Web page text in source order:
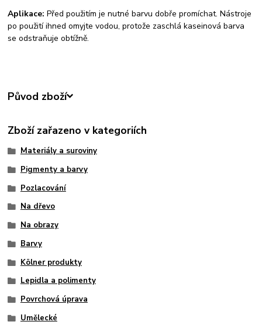
Aplikace: Před použitím je nutné barvu dobře promíchat. Nástroje
po použití ihned omyjte vodou, protože zaschlá kaseinová barva
se odstraňuje obtížně.
Původ zboží
Zboží zařazeno v kategoriích
Materiály a suroviny
Pigmenty a barvy
Pozlacování
Na dřevo
Na obrazy
Barvy
Kölner produkty
Lepidla a polimenty
Povrchová úprava
Umělecké